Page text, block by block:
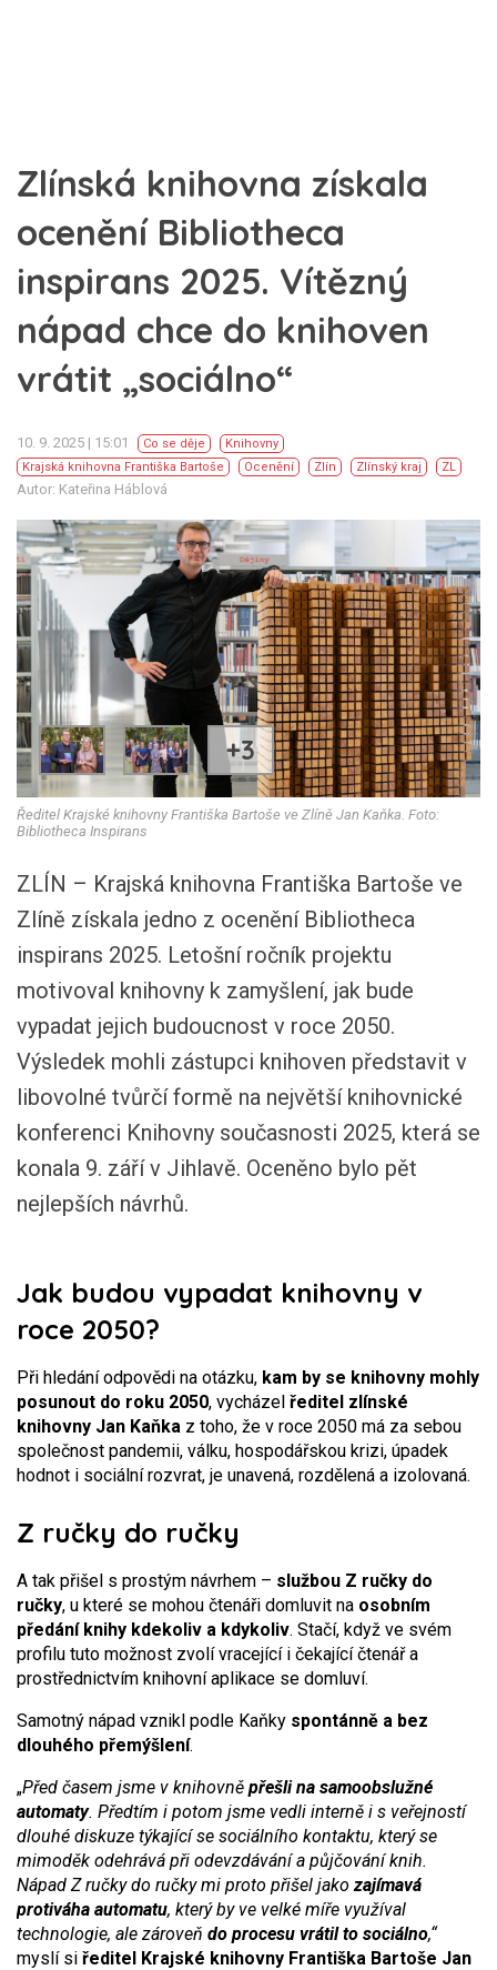
Zlínská knihovna získala
ocenění Bibliotheca
inspirans 2025. Vítězný
nápad chce do knihoven
vrátit „sociálno“
10. 9. 2025 | 15:01 Co se děje
Knihovny
Krajská knihovna Františka Bartoše
Ocenění Zlín Zlínský kraj ZL
Autor: Kateřina Háblová
+3
Ředitel Krajské knihovny Františka Bartoše ve Zlíně Jan Kaňka. Foto:
Bibliotheca Inspirans
ZLÍN – Krajská knihovna Františka Bartoše ve
Zlíně získala jedno z ocenění Bibliotheca
inspirans 2025. Letošní ročník projektu
motivoval knihovny k zamyšlení, jak bude
vypadat jejich budoucnost v roce 2050.
Výsledek mohli zástupci knihoven představit v
libovolné tvůrčí formě na největší knihovnické
konferenci Knihovny současnosti 2025, která se
konala 9. září v Jihlavě. Oceněno bylo pět
nejlepších návrhů.
Jak budou vypadat knihovny v
roce 2050?
Při hledání odpovědi na otázku, kam by se knihovny mohly
posunout do roku 2050, vycházel ředitel zlínské
knihovny Jan Kaňka z toho, že v roce 2050 má za sebou
společnost pandemii, válku, hospodářskou krizi, úpadek
hodnot i sociální rozvrat, je unavená, rozdělená a izolovaná.
Z ručky do ručky
A tak přišel s prostým návrhem – službou Z ručky do
ručky, u které se mohou čtenáři domluvit na osobním
předání knihy kdekoliv a kdykoliv. Stačí, když ve svém
profilu tuto možnost zvolí vracející i čekající čtenář a
prostřednictvím knihovní aplikace se domluví.
Samotný nápad vznikl podle Kaňky spontánně a bez
dlouhého přemýšlení.
„Před časem jsme v knihovně přešli na samoobslužné
automaty. Předtím i potom jsme vedli interně i s veřejností
dlouhé diskuze týkající se sociálního kontaktu, který se
mimoděk odehrává při odevzdávání a půjčování knih.
Nápad Z ručky do ručky mi proto přišel jakozajímavá
protiváha automatu, který by ve velké míře využíval
technologie, ale zároveň do procesu vrátil to sociálno,“
myslí si ředitel Krajské knihovny Františka Bartoše Jan